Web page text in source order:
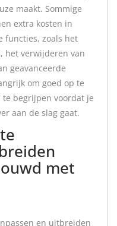
maakt. Sommige
extra kosten in
functies, zoals het
het verwijderen van
geavanceerde
om goed op te
begrijpen voordat je
aan de slag gaat.
met
en uitbreiden